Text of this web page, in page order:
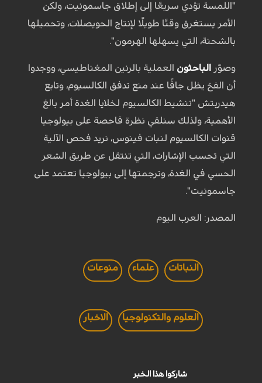
"اللمسة تؤدي سريعًا إلى إطلاق جاسمونيت، ولكن
الأمر يستغرق وقتًا طويلًا لإنتاج الحويصلات، وتحميلها
بالشحنة، التي يسهلها الهرمون".
وصوّر الباحثون العملية بالرنين المغناطيسي، ووجدوا
أن الفخ يظل جافًا عند منع تدفق الكالسيوم، وتابع
هيدربتش "تنشيط الكالسيوم لخلايا الغدة أمر بالغ
الأهمية، ولذلك سنلقي نظرة فاحصة على بيولوجيا
قنوات الكالسيوم لنبات فينوس، نريد فحص الآلية
التي تحسب الإشارات، التي تنتقل عن طريق الشعر
الحسي في الغدة، وترجمتها إلى بيولوجيا تعتمد على
جاسمونيت".
المصدر: العرب اليوم
النباتات علماء منوعات
العلوم والتكنولوجيا الاخبار
شاركوا هذا الخبر